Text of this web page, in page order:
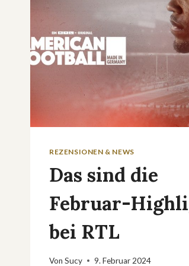
REZENSIONEN & NEWS
Das sind die
Februar-
bei RTL
Von Sucy 9. Februar 2024